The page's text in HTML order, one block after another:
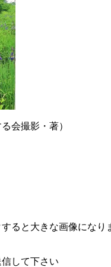
会撮影・著）
ると大きな画像になり
して下さい